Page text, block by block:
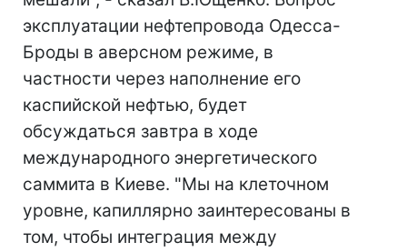
эксплуатации нефтепровода Одесса-
Броды в аверсном режиме, в
частности через наполнение его
каспийской нефтью, будет
обсуждаться завтра в ходе
международного энергетического
саммита в Киеве. "Мы на клеточном
уровне, капиллярно заинтересованы в
том, чтобы интеграция между